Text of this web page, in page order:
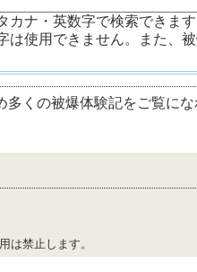
カナ・英数字で検索できま
は使用できません。また、
くの被爆体験記をご覧にな
は禁止します。